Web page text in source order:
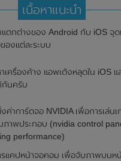
เนื้อหาแนะนำ
แตกต่างของ Android กับ iOS จุ
องแต่ละระบบ
เครื่องค้าง แอพเด้งหลุดใน iOS แ
กันครับ
ค่าการ์ดจอ NVIDIA เพื่อการเล่น
ภาพประกอบ (nvidia control
performance)
รแคปหน้าจอคอม เพื่อจับภาพบนห